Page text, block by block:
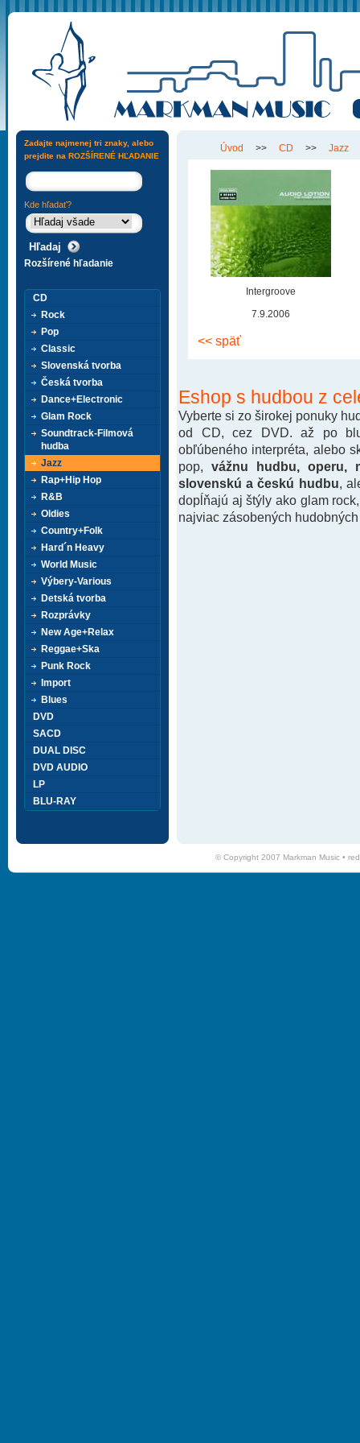
Úvod >> CD >> Jazz
Intergroove
7.9.2006
<< späť
Eshop s hudbou z
Vyberte si zo širokej ponuky
od CD, cez DVD. až po
obľúbeného interpréta, alebo
pop, vážnu hudbu, operu,
slovenskú a českú hudbu ,
dopĺňajú aj štýly ako glam
najviac zásobených
Zadajte najmenej tri znaky, alebo
prejdite na ROZŠÍRENÉ HĽADANIE
Kde hľadať?
Rozšírené hľadanie
CD
Rock
Pop
Classic
Slovenská tvorba
Česká tvorba
Dance+Electronic
Glam Rock
Soundtrack-Filmová
hudba
Jazz
Rap+Hip Hop
R&B
Oldies
Country+Folk
Hard´n Heavy
World Music
Výbery-Various
Detská tvorba
Rozprávky
New Age+Relax
Reggae+Ska
Punk Rock
Import
Blues
DVD
SACD
DUAL DISC
DVD AUDIO
LP
BLU-RAY
© Copyright 2007 Markman Music •